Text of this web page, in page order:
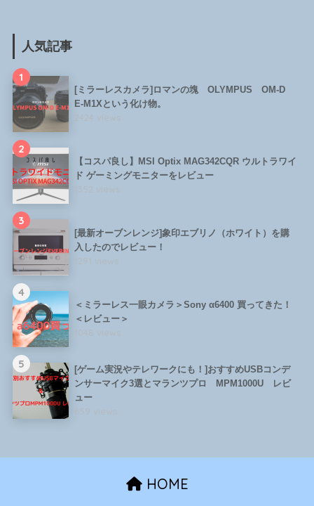
人気記事
1
[ミラーレスカメラ]ロマンの塊 OLYMPUS OM-D
E-M1Xという化け物。
2424 views
2
【コスパ良し】MSI Optix MAG342CQR ウルトラワイ
ド ゲーミングモニターをレビュー
1352 views
3
[最新オーブンレンジ]象印エブリノ（ホワイト）を購
入したのでレビュー！
1291 views
4
＜ミラーレス一眼カメラ＞Sony α6400 買ってきた！
＜レビュー＞
1048 views
5
[ゲーム実況やテレワークにも！]おすすめUSBコンデ
ンサーマイク3選とマランツプロ MPM1000U レビ
ュー
659 views
HOME